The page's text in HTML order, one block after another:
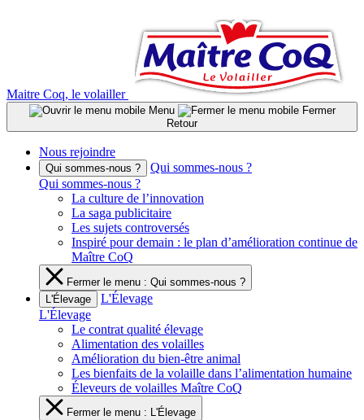
Maitre Coq, le volailler
Menu
Fermer
Retour
Nous rejoindre
Qui sommes-nous ?
Qui sommes-nous ?
Qui sommes-nous ?
La culture de l’innovation
La saga publicitaire
Les sujets controversés
Inspiré pour demain : le plan d’amélioration continue de
Maître CoQ
Fermer le menu : Qui sommes-nous ?
L'Élevage
L'Élevage
L'Élevage
Le contrat qualité élevage
Alimentation des volailles
Amélioration du bien-être animal
Les bienfaits de la volaille dans l’alimentation humaine
Éleveurs de volailles Maître CoQ
Fermer le menu : L'Élevage